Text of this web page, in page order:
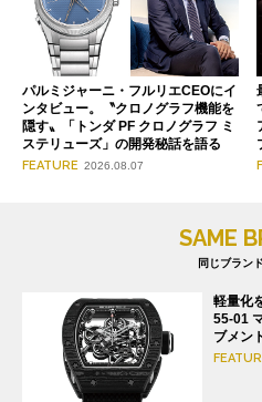
パルミジャーニ・フルリエCEOにイ
ンタビュー。〝クロノグラフ機能を
隠す〟「トンダ PF クロノグラフ ミ
ステリューズ」の開発秘話を語る
FEATURE 2026.08.07
SAME
同じブラン
軽量化
55-01
ブメン